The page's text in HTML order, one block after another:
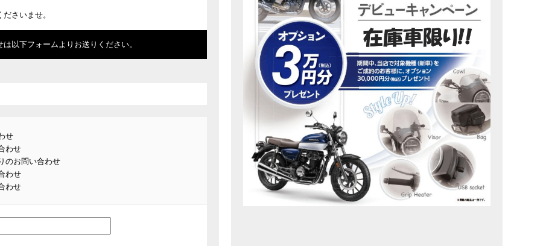
さいませ。
以下フォームよりお送りください。
せ
わせ
のお問い合わせ
わせ
わせ